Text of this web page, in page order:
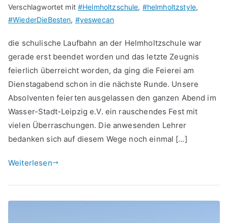
Verschlagwortet mit#Helmholtzschule, #helmholtzstyle,
#WiederDieBesten, #yeswecan
die schulische Laufbahn an der Helmholtzschule war
gerade erst beendet worden und das letzte Zeugnis
feierlich überreicht worden, da ging die Feierei am
Dienstagabend schon in die nächste Runde. Unsere
Absolventen feierten ausgelassen den ganzen Abend im
Wasser-Stadt-Leipzig e.V. ein rauschendes Fest mit
vielen Überraschungen. Die anwesenden Lehrer
bedanken sich auf diesem Wege noch einmal […]
Weiterlesen